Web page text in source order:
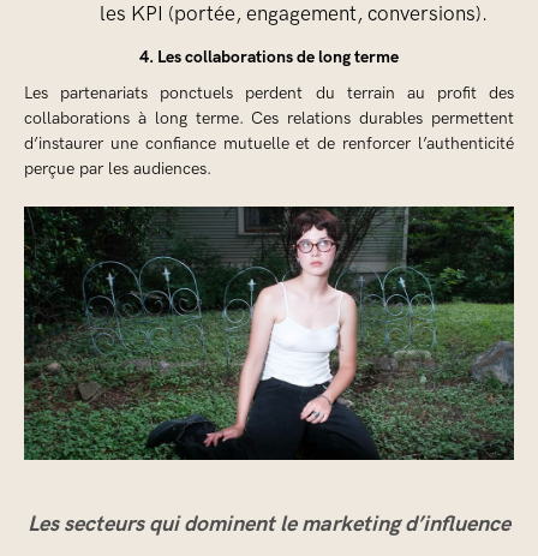
les KPI (portée, engagement, conversions).
4. Les collaborations de long terme
Les partenariats ponctuels perdent du terrain au profit des
collaborations à long terme. Ces relations durables permettent
d’instaurer une confiance mutuelle et de renforcer l’authenticité
perçue par les audiences.
Les secteurs qui dominent le marketing d’influence